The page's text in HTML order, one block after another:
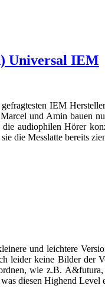
Universal IEM
IEM
und Amin bauen
audiophilen Hörer
die Messlatte bereits
und leichtere
leider keine Bilder der
wie z.B.
diesen Highend Level